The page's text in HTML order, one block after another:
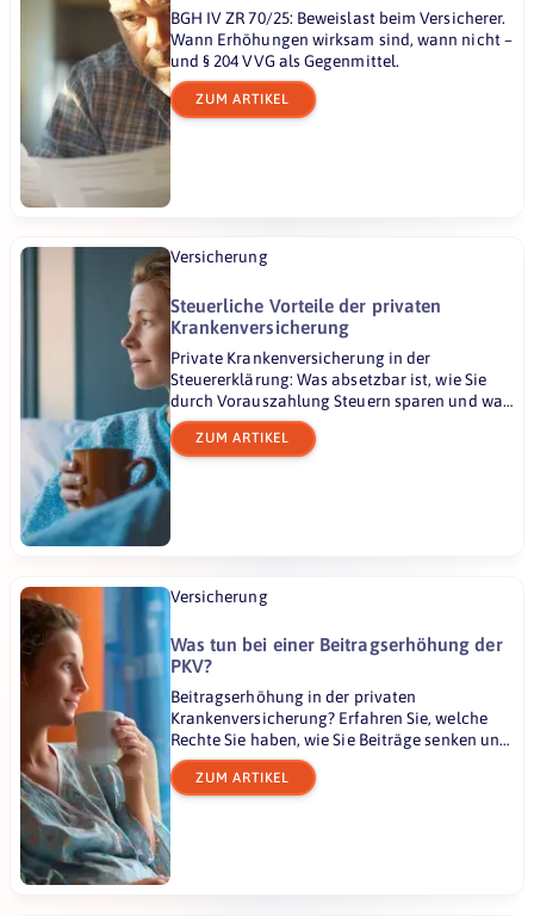
BGH IV ZR 70/25: Beweislast beim Versicherer.
Wann Erhöhungen wirksam sind, wann nicht –
und § 204 VVG als Gegenmittel.
ZUM ARTIKEL
Versicherung
Steuerliche Vorteile der privaten
Krankenversicherung
Private Krankenversicherung in der
Steuererklärung: Was absetzbar ist, wie Sie
durch Vorauszahlung Steuern sparen und was
sich 2026 ändert – inkl. praktischer Tipps.
ZUM ARTIKEL
Versicherung
Was tun bei einer Beitragserhöhung der
PKV?
Beitragserhöhung in der privaten
Krankenversicherung? Erfahren Sie, welche
Rechte Sie haben, wie Sie Beiträge senken und
wann ein Wechsel sinnvoll ist – inkl. Anleitung
& Vergleich.
ZUM ARTIKEL